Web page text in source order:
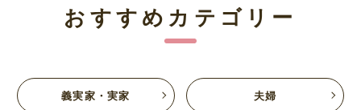
おすすめカテゴリー
義実家・実家 夫婦